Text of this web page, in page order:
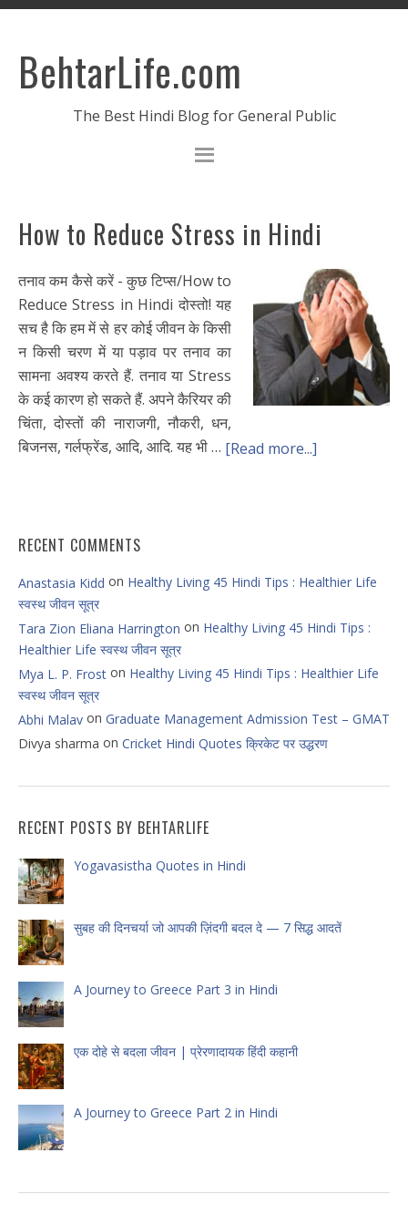
BehtarLife.com
The Best Hindi Blog for General Public
How to Reduce Stress in Hindi
तनाव कम कैसे करें - कुछ टिप्स/How to
Reduce Stress in Hindi दोस्तो! यह
सच है कि हम में से हर कोई जीवन के किसी
न किसी चरण में या पड़ाव पर तनाव का
सामना अवश्य करते हैं. तनाव या Stress
के कई कारण हो सकते हैं. अपने कैरियर की
चिंता, दोस्तों की नाराजगी, नौकरी, धन,
बिजनस, गर्लफ्रेंड, आदि, आदि. यह भी … [Read more...]
RECENT COMMENTS
Anastasia Kidd on Healthy Living 45 Hindi Tips : Healthier Life
स्वस्थ जीवन सूत्र
Tara Zion Eliana Harrington on Healthy Living 45 Hindi Tips :
Healthier Life स्वस्थ जीवन सूत्र
Mya L. P. Frost on Healthy Living 45 Hindi Tips : Healthier Life
स्वस्थ जीवन सूत्र
Abhi Malav on Graduate Management Admission Test – GMAT
Divya sharma on Cricket Hindi Quotes क्रिकेट पर उद्धरण
RECENT POSTS BY BEHTARLIFE
Yogavasistha Quotes in Hindi
सुबह की दिनचर्या जो आपकी ज़िंदगी बदल दे — 7 सिद्ध आदतें
A Journey to Greece Part 3 in Hindi
एक दोहे से बदला जीवन | प्रेरणादायक हिंदी कहानी
A Journey to Greece Part 2 in Hindi